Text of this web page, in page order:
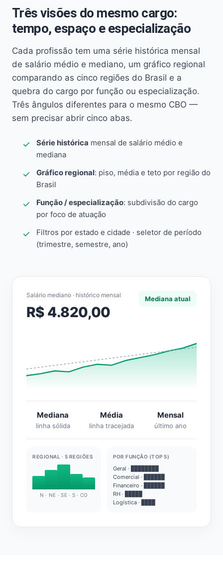
Três visões do mesmo cargo:
tempo, espaço e especialização
Cada profissão tem uma série histórica mensal
de salário médio e mediano, um gráfico regional
comparando as cinco regiões do Brasil e a
quebra do cargo por função ou especialização.
Três ângulos diferentes para o mesmo CBO —
sem precisar abrir cinco abas.
Série histórica mensal de salário médio e
mediana
Gráfico regional: piso, média e teto por região do
Brasil
Função / especialização: subdivisão do cargo
por foco de atuação
Filtros por estado e cidade · seletor de período
(trimestre, semestre, ano)
Salário mediano · histórico mensal
R$ 4.820,00
Mediana atual
Mediana
linha sólida
Média
linha tracejada
Mensal
último ano
REGIONAL · 5 REGIÕES
N · NE · SE · S · CO
POR FUNÇÃO (TOP 5)
Geral · ████████
Comercial · ██████
Financeiro · ██████
RH · █████
Logística · ████